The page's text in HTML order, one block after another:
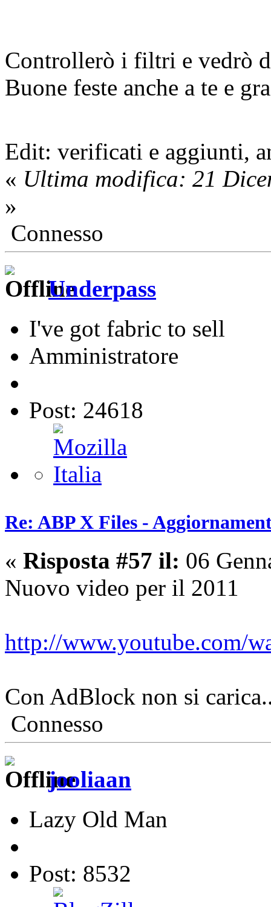
Controllerò i filtri e vedrò
Buone feste anche a te e
Edit: verificati e aggiunti,
« Ultima modifica: 21
»
Connesso
Underpass
I've got fabric to sell
Amministratore
Post: 24618
Re: ABP X Files -
« Risposta #57 il: 06
Nuovo video per il 2011
http://www.youtube.com/
Con AdBlock non si
Connesso
jooliaan
Lazy Old Man
Post: 8532